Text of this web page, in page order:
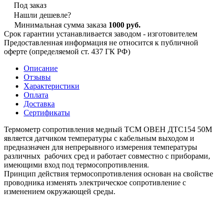
Под заказ
Нашли дешевле?
Минимальная сумма заказа 1000 руб.
Срок гарантии устанавливается заводом - изготовителем
Предоставленная информация не относится к публичной
оферте (определяемой ст. 437 ГК РФ)
Описание
Отзывы
Характеристики
Оплата
Доставка
Сертификаты
Термометр сопротивления медный ТСМ ОВЕН ДТС154 50М
является датчиком температуры с кабельным выходом и
предназначен для непрерывного измерения температуры
различных рабочих сред и работает совместно с приборами,
имеющими вход под термосопротивления.
Принцип действия термосопротивления основан на свойстве
проводника изменять электрическое сопротивление с
изменением окружающей среды.